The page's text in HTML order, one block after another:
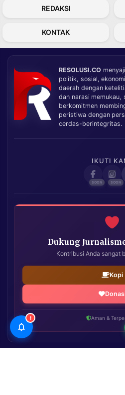
REDAKSI
KONTAK
RESOLUSI.CO
politik, sosial,
daerah dengan
dan narasi memukau,
berkomitmen
peristiwa dengan
cerdas-berintegritas.
IKUTI
Dukung
Kontribusi Anda sangat
Kopi
Aman &
!